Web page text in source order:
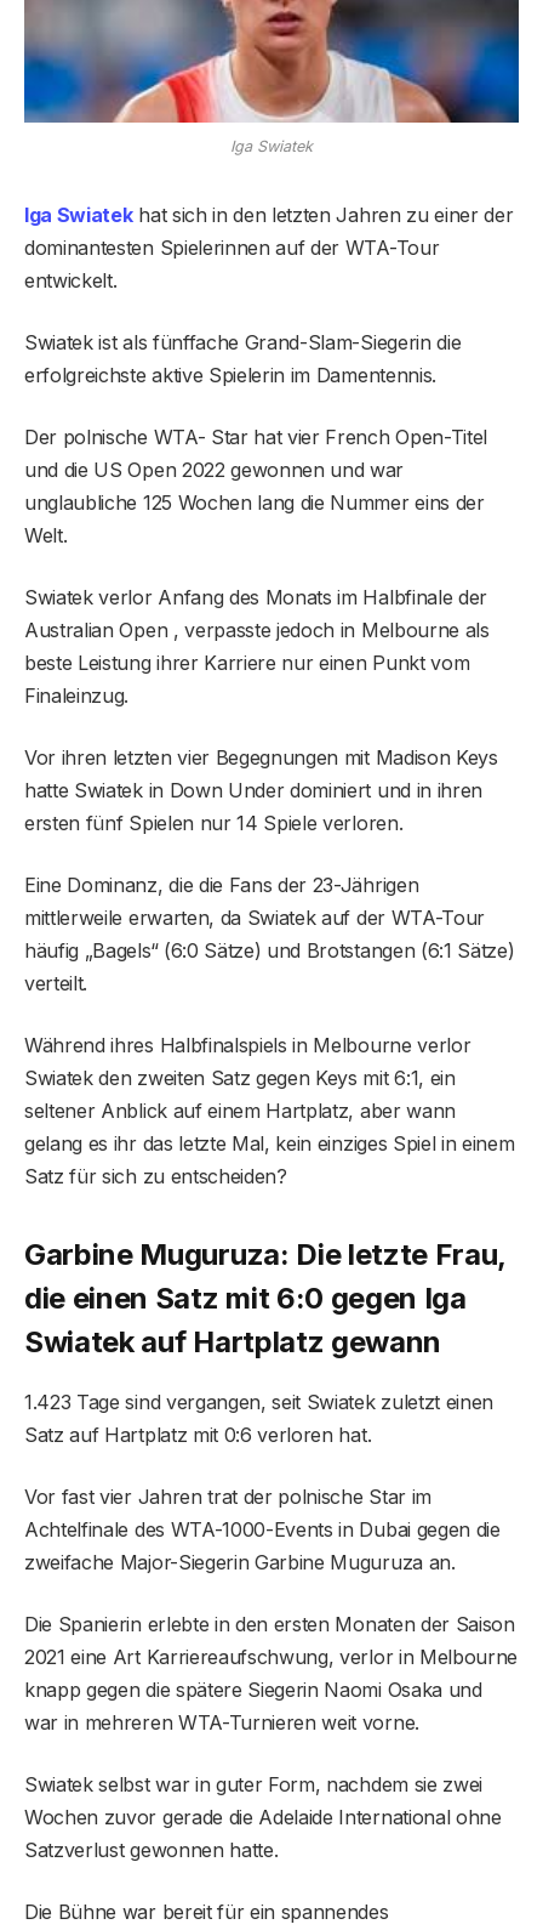
Iga Swiatek
Iga Swiatekhat sich in den letzten Jahren zu einer der
dominantesten Spielerinnen auf der WTA-Tour
entwickelt.
Swiatek ist als fünffache Grand-Slam-Siegerin die
erfolgreichste aktive Spielerin im Damentennis.
Der polnische WTA- Star hat vier French Open-Titel
und die US Open 2022 gewonnen und war
unglaubliche 125 Wochen lang die Nummer eins der
Welt.
Swiatek verlor Anfang des Monats im Halbfinale der
Australian Open , verpasste jedoch in Melbourne als
beste Leistung ihrer Karriere nur einen Punkt vom
Finaleinzug.
Vor ihren letzten vier Begegnungen mit Madison Keys
hatte Swiatek in Down Under dominiert und in ihren
ersten fünf Spielen nur 14 Spiele verloren.
Eine Dominanz, die die Fans der 23-Jährigen
mittlerweile erwarten, da Swiatek auf der WTA-Tour
häufig „Bagels“ (6:0 Sätze) und Brotstangen (6:1 Sätze)
verteilt.
Während ihres Halbfinalspiels in Melbourne verlor
Swiatek den zweiten Satz gegen Keys mit 6:1, ein
seltener Anblick auf einem Hartplatz, aber wann
gelang es ihr das letzte Mal, kein einziges Spiel in einem
Satz für sich zu entscheiden?
Garbine Muguruza: Die letzte Frau,
die einen Satz mit 6:0 gegen Iga
Swiatek auf Hartplatz gewann
1.423 Tage sind vergangen, seit Swiatek zuletzt einen
Satz auf Hartplatz mit 0:6 verloren hat.
Vor fast vier Jahren trat der polnische Star im
Achtelfinale des WTA-1000-Events in Dubai gegen die
zweifache Major-Siegerin Garbine Muguruza an.
Die Spanierin erlebte in den ersten Monaten der Saison
2021 eine Art Karriereaufschwung, verlor in Melbourne
knapp gegen die spätere Siegerin Naomi Osaka und
war in mehreren WTA-Turnieren weit vorne.
Swiatek selbst war in guter Form, nachdem sie zwei
Wochen zuvor gerade die Adelaide International ohne
Satzverlust gewonnen hatte.
Die Bühne war bereit für ein spannendes